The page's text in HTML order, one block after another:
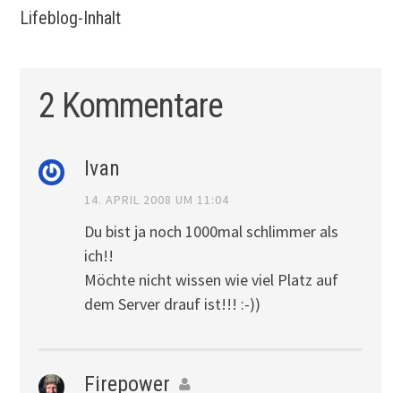
Lifeblog-Inhalt
2 Kommentare
Ivan
14. APRIL 2008 UM 11:04
Du bist ja noch 1000mal schlimmer als
ich!!
Möchte nicht wissen wie viel Platz auf
dem Server drauf ist!!! :-))
Firepower